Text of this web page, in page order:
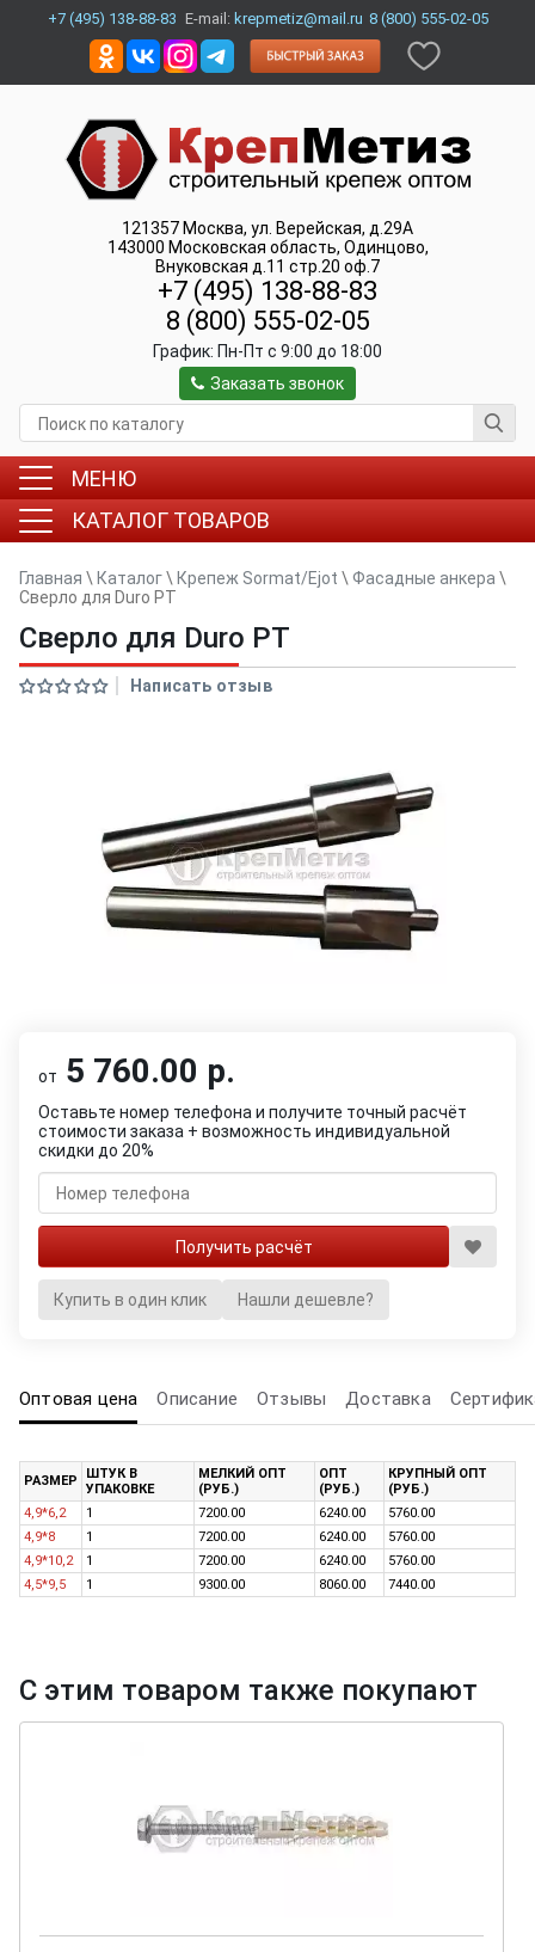
+7 (495) 138-88-83 E-mail: krepmetiz@mail.ru 8 (800) 555-02-05
121357 Москва, ул. Верейская, д.29А
143000 Московская область, Одинцово,
Внуковская д.11 стр.20 оф.7
+7 (495) 138-88-83
8 (800) 555-02-05
График: Пн-Пт c 9:00 до 18:00
Заказать звонок
МЕНЮ
КАТАЛОГ ТОВАРОВ
Главная \ Каталог\ Крепеж Sormat/Ejot \ Фасадные анкера \
Сверло для Duro PT
Сверло для Duro PT
Написать отзыв
от 5 760.00 р.
Оставьте номер телефона и получите точный расчёт
стоимости заказа + возможность индивидуальной
скидки до 20%
Купить в один клик Нашли дешевле?
Оптовая цена Описание Отзывы Доставка
РАЗМЕР
ШТУК В
УПАКОВКЕ
МЕЛКИЙ ОПТ
(РУБ.)
ОПТ
(РУБ.)
КРУПНЫЙ ОПТ
(РУБ.)
4,9*6,2
1 7200.00 6240.00
5760.00
4,9*8
1 7200.00 6240.00
5760.00
4,9*10,2
1 7200.00 6240.00
5760.00
4,5*9,5
1 9300.00 8060.00 7440.00
С этим товаром также покупают